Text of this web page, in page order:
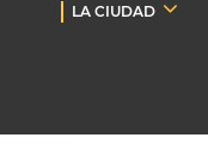
LA CIUDAD